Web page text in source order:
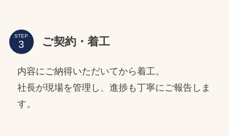
STEP ご契約・着工
内容にご納得いただいてから着工。
社長が現場を管理し、進捗も丁寧にご報告しま
す。